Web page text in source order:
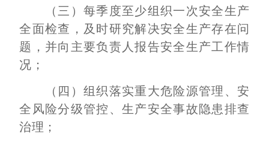
（三）每季度至少组织一次安全生产
全面检查，及时研究解决安全生产存在问
题，并向主要负责人报告安全生产工作情
况；
（四）组织落实重大危险源管理、安
全风险分级管控、生产安全事故隐患排查
治理；